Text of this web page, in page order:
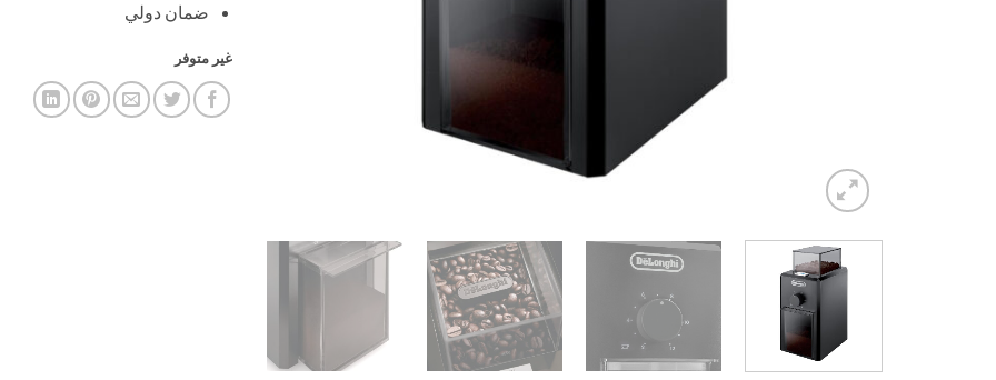
ضمان دولي
غير متوفر